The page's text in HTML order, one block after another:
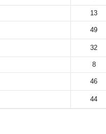
13
49
32
8
46
44